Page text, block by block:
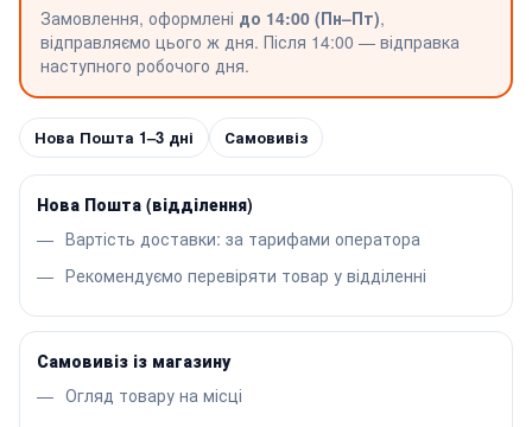
Замовлення, оформлені до 14:00 (Пн–Пт),
відправляємо цього ж дня. Після 14:00 — відправка
наступного робочого дня.
Нова Пошта 1–3 дні Самовивіз
Нова Пошта (відділення)
Вартість доставки: за тарифами оператора
Рекомендуємо перевіряти товар у відділенні
Самовивіз із магазину
Огляд товару на місці